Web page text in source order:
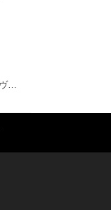
90s MLB ミネソタツィンズ ヴィンテージTシャツ 総柄プリント ワールドチャンピオン メジャーリーグ シングルステッチ メンズXL相当 古着 @BZ0467